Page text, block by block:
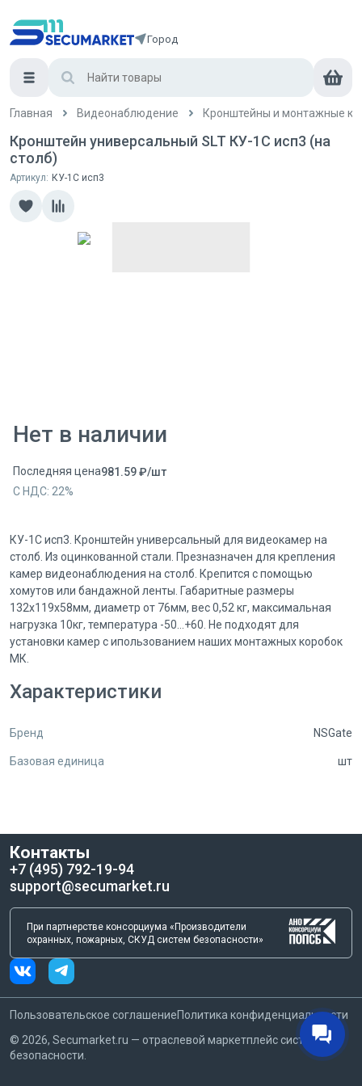
Город
Главная Видеонаблюдение Кронштейны и монтажные
Кронштейн универсальный SLT КУ-1С исп3 (на
столб)
Артикул: КУ-1С исп3
Нет в наличии
Последняя цена981.59₽/шт
С НДС: 22%
КУ-1С исп3. Кронштейн универсальный для видеокамер на
столб. Из оцинкованной стали. Презназначен для крепления
камер видеонаблюдения на столб. Крепится с помощью
хомутов или бандажной ленты. Габаритные размеры
132х119х58мм, диаметр от 76мм, вес 0,52 кг, максимальная
нагрузка 10кг, температура -50...+60. Не подходят для
установки камер с ипользованием наших монтажных коробок
МК.
Характеристики
Бренд NSGate
Базовая единица шт
Контакты
+7 (495) 792-19-94
support@secumarket.ru
При партнерстве консорциума «Производители
охранных, пожарных, СКУД систем безопасности»
Пользовательское соглашениеПолитика конфиденциальности
© 2026, Secumarket.ru — отраслевой маркетплейс систем
безопасности.